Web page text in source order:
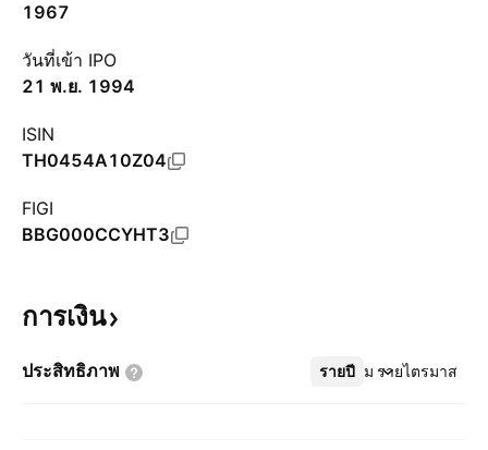
1967
วันที่เข้า IPO
21 พ.ย. 1994
ISIN
TH0454A10Z04
FIGI
BBG000CCYHT3
การเงิน
ประสิทธิภาพ รายปี รายไตรมาส
เพิ่มเติม